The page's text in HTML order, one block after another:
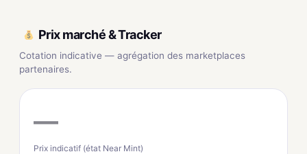
Prix marché & Tracker
Cotation indicative — agrégation des marketplaces
partenaires.
—
Prix indicatif (état Near Mint)